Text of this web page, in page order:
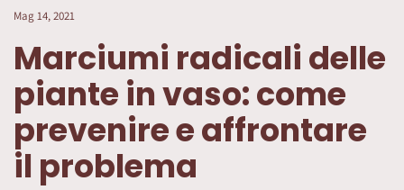
Mag 14, 2021
Marciumi radicali delle
piante in vaso: come
prevenire e affrontare
il problema